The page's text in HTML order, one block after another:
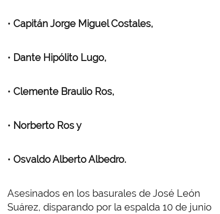
• Capitán Jorge Miguel Costales,
• Dante Hipólito Lugo,
• Clemente Braulio Ros,
• Norberto Ros y
• Osvaldo Alberto Albedro.
Asesinados en los basurales de José León
Suárez, disparando por la espalda 10 de junio